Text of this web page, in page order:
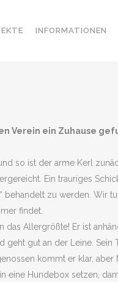
INFORMATIONEN
Verein ein Zuhause
so ist der arme Kerl
Ein trauriges
behandelt zu werden. Wir
findet.
das Allergrößte! Er ist
gut an der Leine. Sein
kommt er klar,
Hundebox setzen,